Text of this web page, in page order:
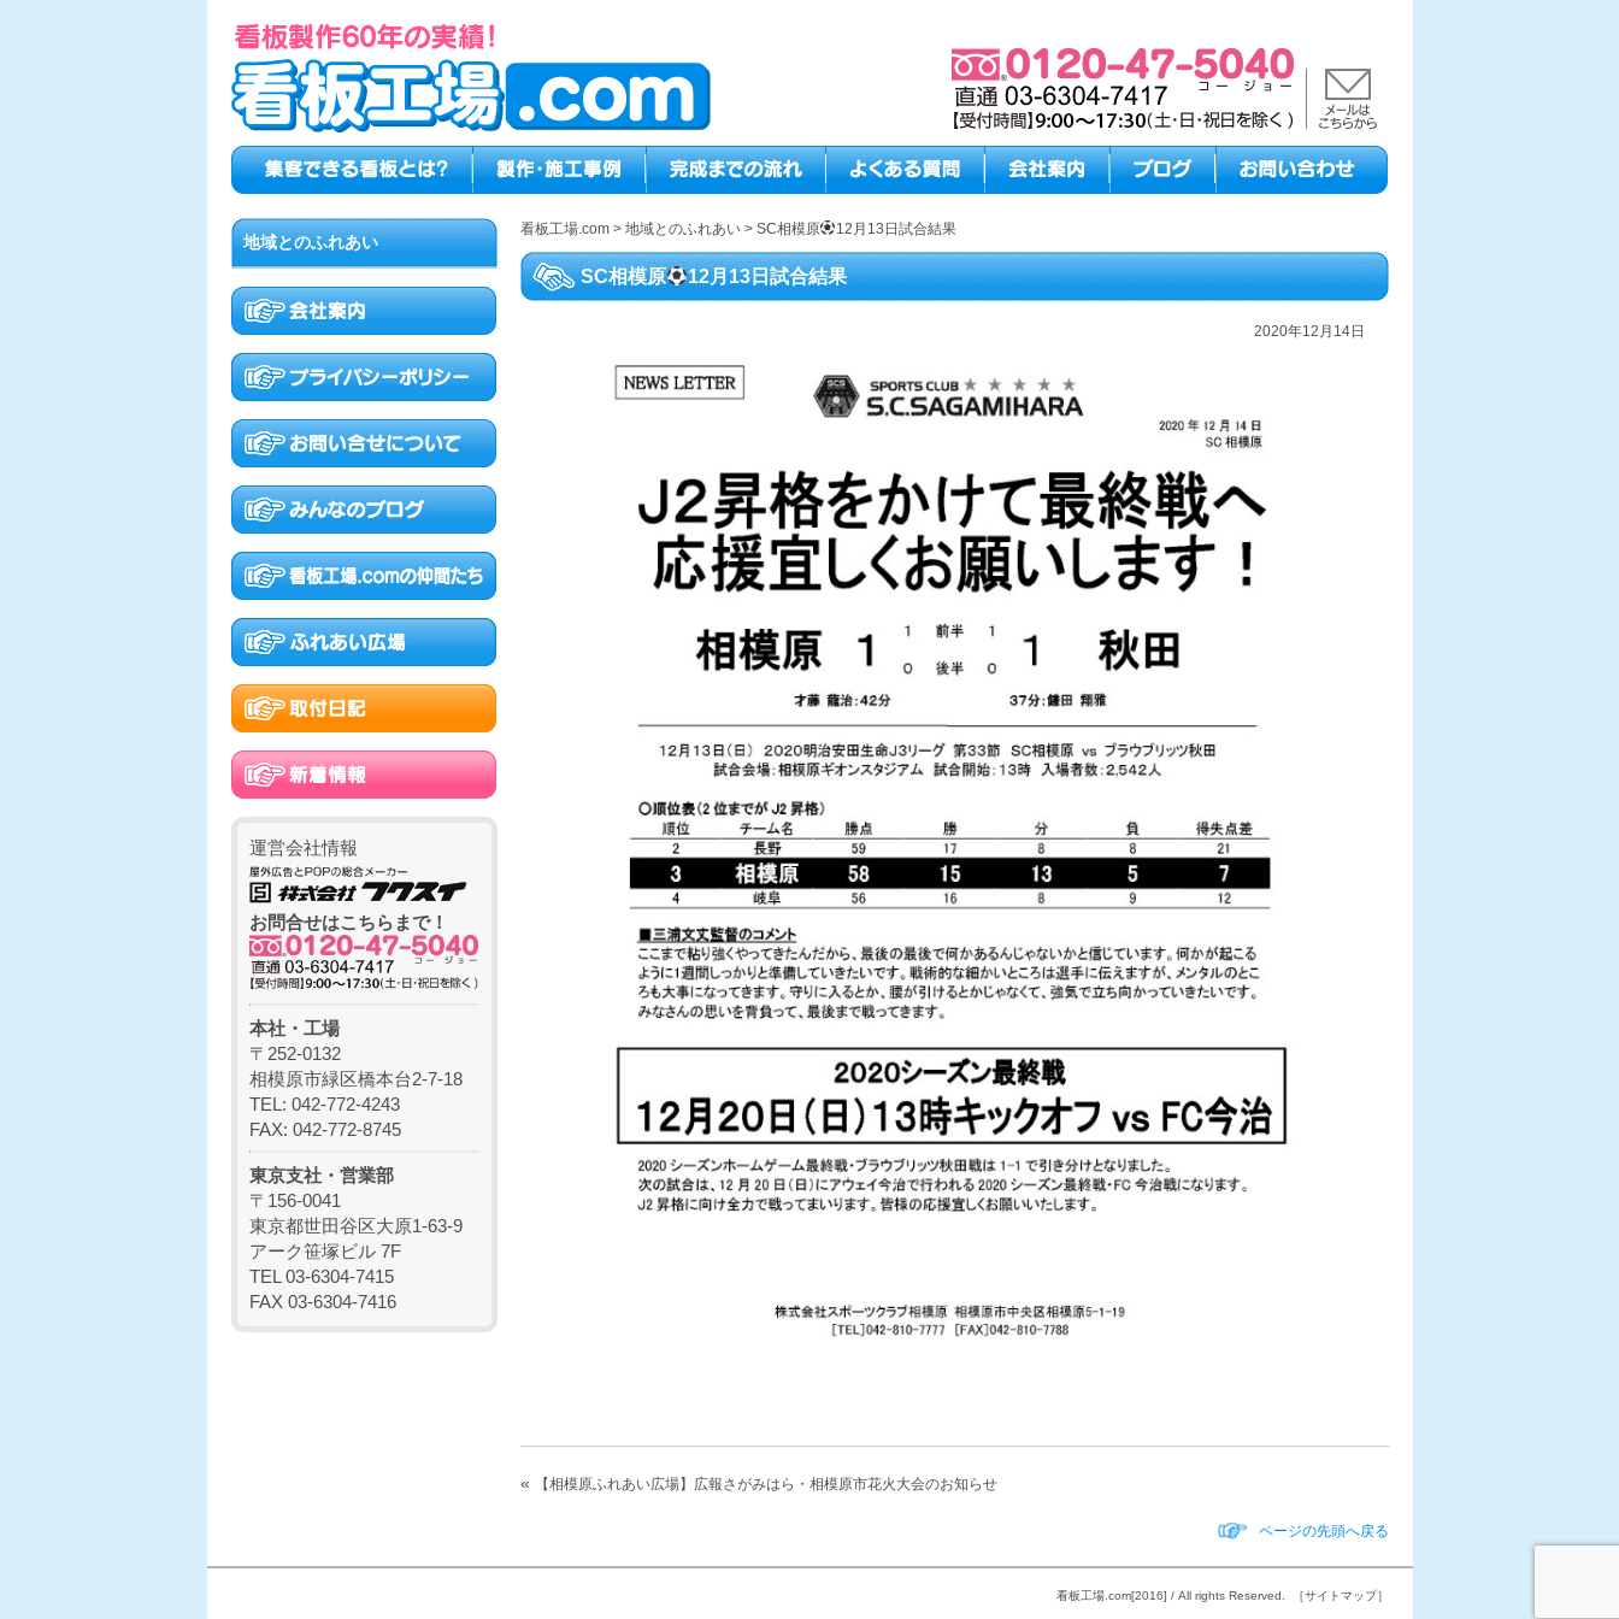
看板工場.com> 地域とのふれあい> SC相模原 12月13日試合結果
SC相模原 12月13日試合結果
2020年12月14日
« 【相模原ふれあい広場】広報さがみはら・相模原市花火大会のお知らせ
ページの先頭へ戻る
地域とのふれあい
運営会社情報
お問合せはこちらまで！
本社・工場
〒252-0132
相模原市緑区橋本台2-7-18
TEL: 042-772-4243
FAX: 042-772-8745
東京支社・営業部
〒156-0041
東京都世田谷区大原1-63-9
アーク笹塚ビル 7F
TEL 03-6304-7415
FAX 03-6304-7416
看板工場.com[2016] / All rights Reserved. ［サイトマップ］